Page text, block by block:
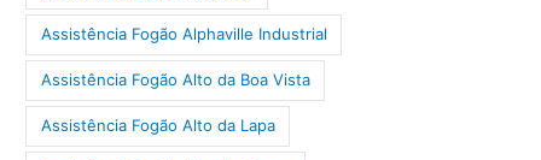
Assistência Fogão Alphaville Industrial
Assistência Fogão Alto da Boa Vista
Assistência Fogão Alto da Lapa